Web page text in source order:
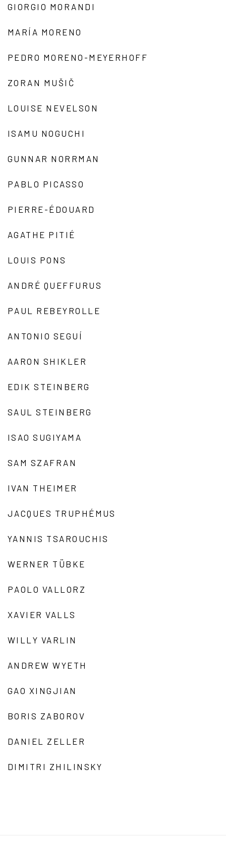
GIORGIO MORANDI
MARÍA MORENO
PEDRO MORENO-MEYERHOFF
ZORAN MUŠIČ
LOUISE NEVELSON
ISAMU NOGUCHI
GUNNAR NORRMAN
PABLO PICASSO
PIERRE-ÉDOUARD
AGATHE PITIÉ
LOUIS PONS
ANDRÉ QUEFFURUS
PAUL REBEYROLLE
ANTONIO SEGUÍ
AARON SHIKLER
EDIK STEINBERG
SAUL STEINBERG
ISAO SUGIYAMA
SAM SZAFRAN
IVAN THEIMER
JACQUES TRUPHÉMUS
YANNIS TSAROUCHIS
WERNER TÜBKE
PAOLO VALLORZ
XAVIER VALLS
WILLY VARLIN
ANDREW WYETH
GAO XINGJIAN
BORIS ZABOROV
DANIEL ZELLER
DIMITRI ZHILINSKY